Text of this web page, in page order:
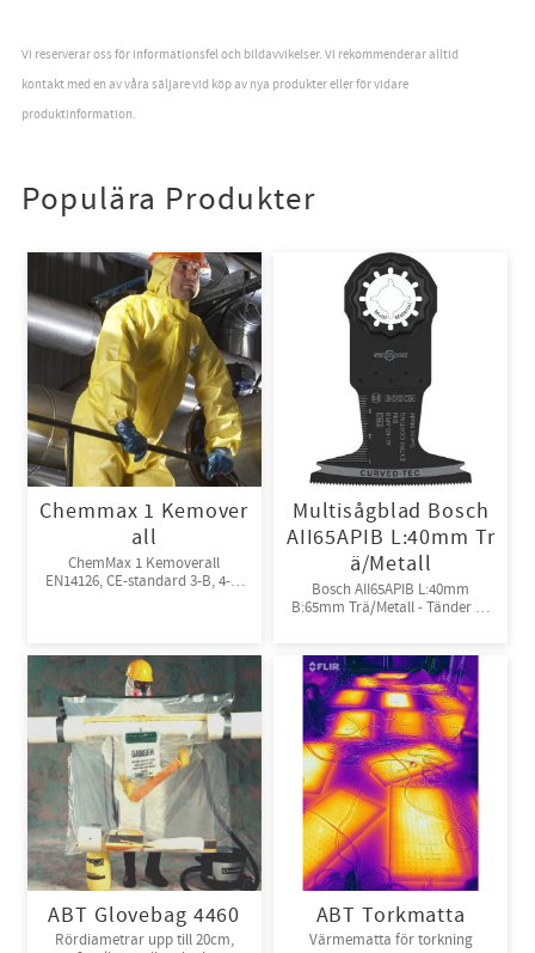
Vi reserverar oss för informationsfel och bildavvikelser. Vi rekommenderar alltid
kontakt med en av våra säljare vid köp av nya produkter eller för vidare
produktinformation.
Populära Produkter
Chemmax 1 Kemover
all
ChemMax 1 Kemoverall
EN14126, CE-standard 3-B, 4-B,
Multisågblad Bosch
AII65APIB L:40mm Tr
ä/Metall
Bosch AII65APIB L:40mm
B:65mm Trä/Metall - Tänder av
ABT Glovebag 4460
Rördiametrar upp till 20cm,
ABT Torkmatta
Värmematta för torkning